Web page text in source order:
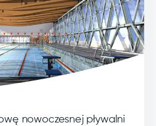
nowoczesnej pływalni